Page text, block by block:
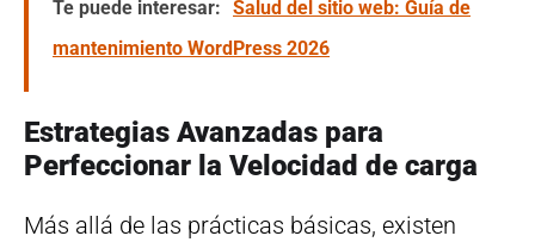
Te puede interesar: Salud del sitio web: Guía de
mantenimiento WordPress 2026
Estrategias Avanzadas para
Perfeccionar la Velocidad de carga
Más allá de las prácticas básicas, existen